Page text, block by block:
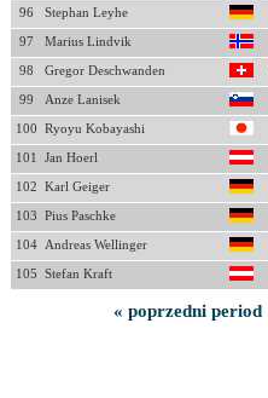
96 Stephan Leyhe
97 Marius Lindvik
98 Gregor Deschwanden
99 Anze Lanisek
100 Ryoyu Kobayashi
101 Jan Hoerl
102 Karl Geiger
103 Pius Paschke
104 Andreas Wellinger
105 Stefan Kraft
« poprzedni period